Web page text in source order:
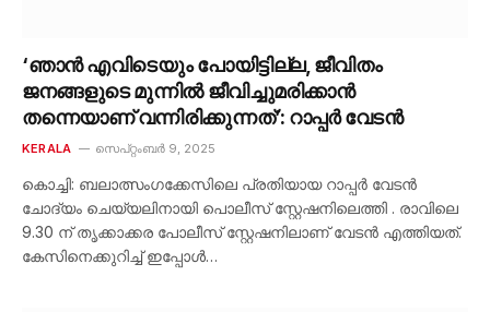
‘ഞാൻ എവിടെയും പോയിട്ടില്ല, ജീവിതം
ജനങ്ങളുടെ മുന്നിൽ ജീവിച്ചുമരിക്കാൻ
തന്നെയാണ് വന്നിരിക്കുന്നത്’: റാപ്പർ വേടൻ
KERALA സെപ്റ്റംബർ 9, 2025
കൊച്ചി: ബലാത്സംഗക്കേസിലെ പ്രതിയായ റാപ്പർ വേടൻ
ചോദ്യം ചെയ്യലിനായി പൊലീസ് സ്റ്റേഷനിലെത്തി . രാവിലെ
9.30 ന് തൃക്കാക്കര പോലീസ് സ്റ്റേഷനിലാണ് വേടൻ എത്തിയത്.
കേസിനെക്കുറിച്ച് ഇപ്പോൾ…